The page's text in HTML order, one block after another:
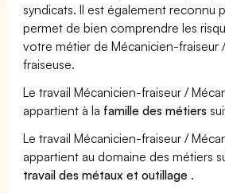
syndicats. Il est également reconnu
permet de bien comprendre les
votre métier de Mécanicien-fraiseur
fraiseuse.
Le travail Mécanicien-fraiseur /
appartient à la famille des métiers
Le travail Mécanicien-fraiseur /
appartient au domaine des métiers
travail des métaux et outillage .